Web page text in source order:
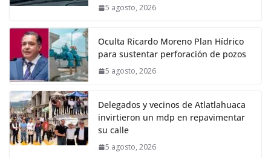
5 agosto, 2026
Oculta Ricardo Moreno Plan Hídrico
para sustentar perforación de pozos
5 agosto, 2026
Delegados y vecinos de Atlatlahuaca
invirtieron un mdp en repavimentar
su calle
5 agosto, 2026